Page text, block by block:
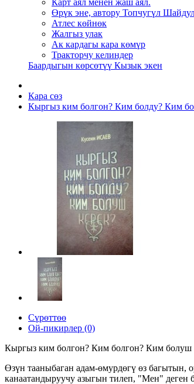
Карт аял менен жаш аял.
Өрүк эне, автору Топчугүл
Атлес көйнөк
Жалгыз улак
Ак кардагы кара көмүр
Тракторчу келиндер
Баардыгын көрсөтүү Кызык экен
Кара сөз
Кыргыз ким болгон? Ким болду? Ким
Сүрөттөө
Ой-пикирлер (0)
Кыргыз ким болгон? Ким болгон? Ким болуш
Өзүн тааныбаган адам-өмурдөгү өз багытын,
канаатандыруучу азыгын тилеп, "Мен" деген